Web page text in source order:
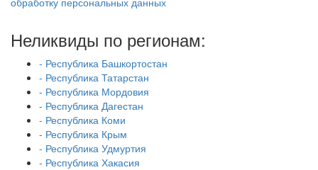
Неликвиды по регионам:
- Республика Башкортостан
- Республика Татарстан
- Республика Мордовия
- Республика Дагестан
- Республика Коми
- Республика Крым
- Республика Удмуртия
- Республика Хакасия